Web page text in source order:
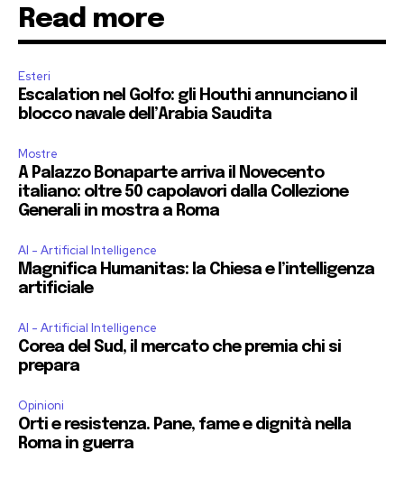
Read more
Esteri
Escalation nel Golfo: gli Houthi annunciano il
blocco navale dell’Arabia Saudita
Mostre
A Palazzo Bonaparte arriva il Novecento
italiano: oltre 50 capolavori dalla Collezione
Generali in mostra a Roma
AI - Artificial Intelligence
Magnifica Humanitas: la Chiesa e l’intelligenza
artificiale
AI - Artificial Intelligence
Corea del Sud, il mercato che premia chi si
prepara
Opinioni
Orti e resistenza. Pane, fame e dignità nella
Roma in guerra